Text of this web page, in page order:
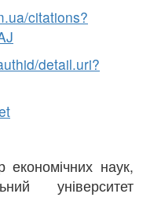
.ua/citations?
/detail.uri?
економічних наук,
університет